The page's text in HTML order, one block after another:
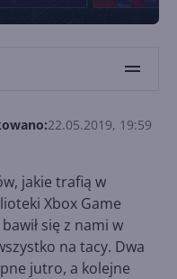
22.05.2019, 19:59
jakie trafią w
Xbox Game
się z nami w
na tacy. Dwa
jutro, a kolejne